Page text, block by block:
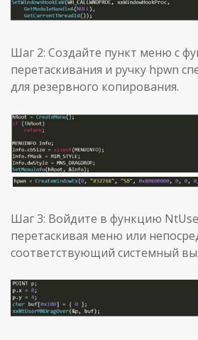
Шаг 2: Создайте пункт меню с
перетаскивания и ручку hpwn
для резервного копирования.
Шаг 3: Войдите в функцию
перетаскивая меню или
соответствующий системный